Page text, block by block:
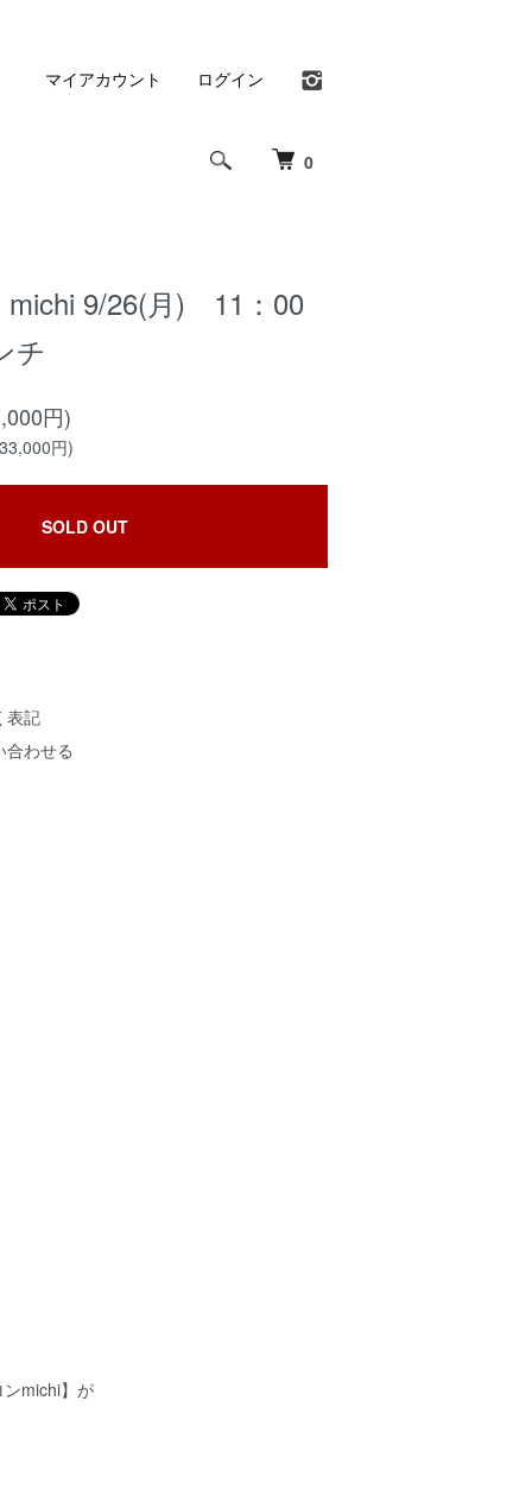
0
マイアカウント ログイン
9/26(月) 11：00
チ
円)
円)
SOLD OUT
表記
合わせる
michi】が